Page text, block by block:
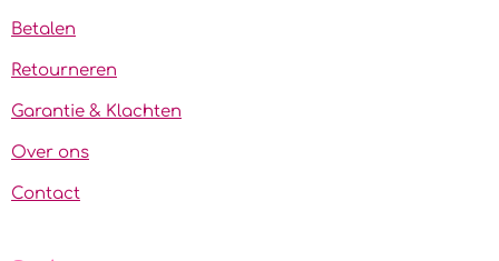
Betalen
Retourneren
Garantie & Klachten
Over ons
Contact